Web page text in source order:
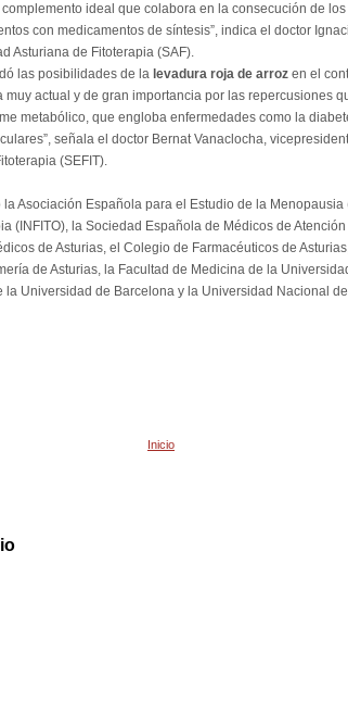
ideal que colabora en la consecución de
con medicamentos de síntesis”, indica el doctor
Asturiana de Fitoterapia (SAF).
las posibilidades de la levadura roja de arroz en el
muy actual y de gran importancia por las repercusiones
metabólico, que engloba enfermedades como la
señala el doctor Bernat Vanaclocha,
(SEFIT).
Asociación Española para el Estudio de la Menopausia
(INFITO), la Sociedad Española de Médicos de
de Asturias, el Colegio de Farmacéuticos de
de Asturias, la Facultad de Medicina de la
la Universidad de Barcelona y la Universidad Nacional
Inicio